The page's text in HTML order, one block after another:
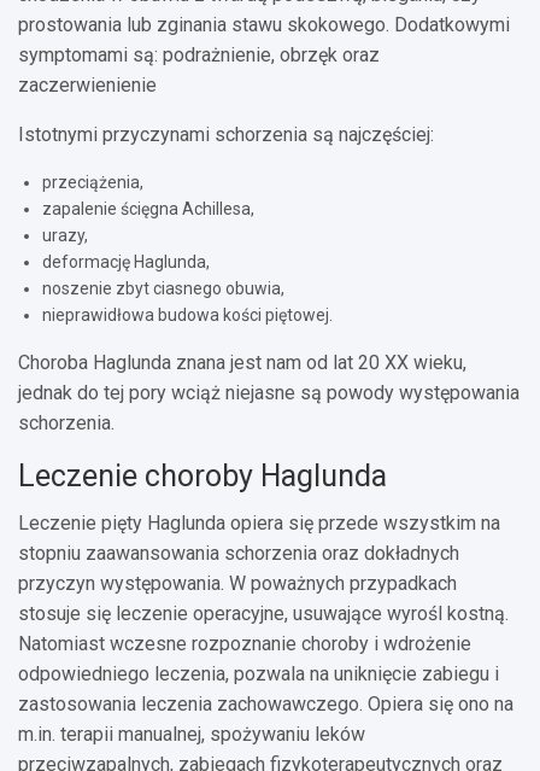
prostowania lub zginania stawu skokowego. Dodatkowymi
symptomami są: podrażnienie, obrzęk oraz
zaczerwienienie
Istotnymi przyczynami schorzenia są najczęściej:
przeciążenia,
zapalenie ścięgna Achillesa,
urazy,
deformację Haglunda,
noszenie zbyt ciasnego obuwia,
nieprawidłowa budowa kości piętowej.
Choroba Haglunda znana jest nam od lat 20 XX wieku,
jednak do tej pory wciąż niejasne są powody występowania
schorzenia.
Leczenie choroby Haglunda
Leczenie pięty Haglunda opiera się przede wszystkim na
stopniu zaawansowania schorzenia oraz dokładnych
przyczyn występowania. W poważnych przypadkach
stosuje się leczenie operacyjne, usuwające wyrośl kostną.
Natomiast wczesne rozpoznanie choroby i wdrożenie
odpowiedniego leczenia, pozwala na uniknięcie zabiegu i
zastosowania leczenia zachowawczego. Opiera się ono na
m.in. terapii manualnej, spożywaniu leków
przeciwzapalnych, zabiegach fizykoterapeutycznych oraz